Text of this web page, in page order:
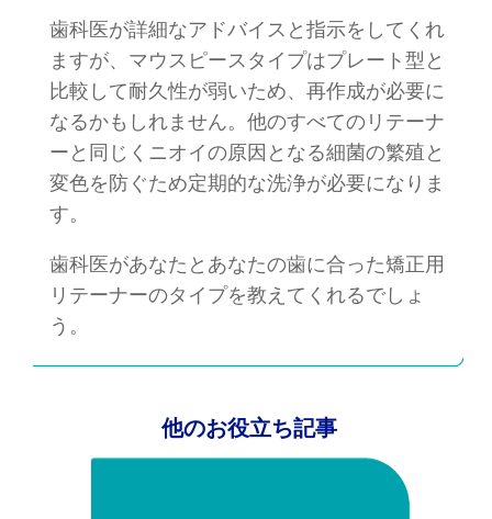
歯科医が詳細なアドバイスと指示をしてくれ
ますが、マウスピースタイプはプレート型と
比較して耐久性が弱いため、再作成が必要に
なるかもしれません。他のすべてのリテーナ
ーと同じくニオイの原因となる細菌の繁殖と
変色を防ぐため定期的な洗浄が必要になりま
す。
歯科医があなたとあなたの歯に合った矯正用
リテーナーのタイプを教えてくれるでしょ
う。
他のお役立ち記事